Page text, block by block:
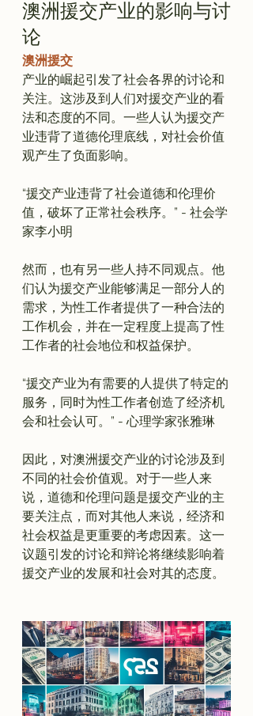
澳洲援交产业的影响与讨
论
澳洲援交
产业的崛起引发了社会各界的讨论和
关注。这涉及到人们对援交产业的看
法和态度的不同。一些人认为援交产
业违背了道德伦理底线，对社会价值
“援交产业违背了社会道德和伦理价
值，破坏了正常社会秩序。” - 社会学
家李小明
然而，也有另一些人持不同观点。他
们认为援交产业能够满足一部分人的
需求，为性工作者提供了一种合法的
工作机会，并在一定程度上提高了性
“援交产业为有需要的人提供了特定的
服务，同时为性工作者创造了经济机
会和社会认可。” - 心理学家张雅琳
因此，对澳洲援交产业的讨论涉及到
不同的社会价值观。对于一些人来
说，道德和伦理问题是援交产业的主
要关注点，而对其他人来说，经济和
社会权益是更重要的考虑因素。这一
议题引发的讨论和辩论将继续影响着
援交产业的发展和社会对其的态度。